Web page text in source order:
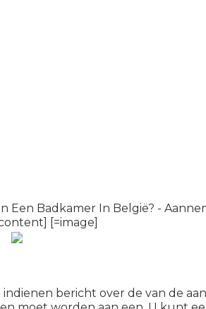
Een Badkamer In België? -
[=image]
bericht over de van de